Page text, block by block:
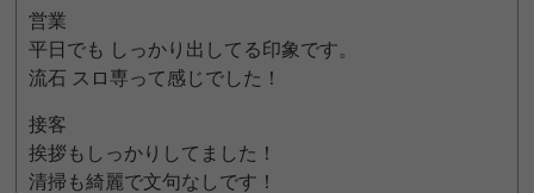
営業
平日でも しっかり出してる印象です。
流石 スロ専って感じでした！
接客
挨拶もしっかりしてました！
清掃も綺麗で文句なしです！